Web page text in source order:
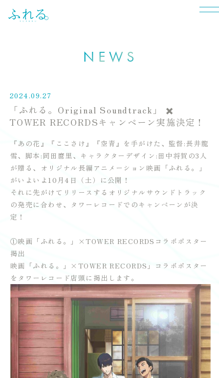
N E W S
2024.09.27
「ふれる。Original Soundtrack」 ✖️
TOWER RECORDSキャンペーン実施決定！
『あの花』『ここさけ』『空青』を手がけた、監督:長井龍
雪、脚本:岡田麿里、キャラクターデザイン:田中将賀の3人
が贈る、オリジナル長編アニメーション映画「ふれる。」
がいよいよ10月4日（土）に公開！
それに先がけてリリースするオリジナルサウンドトラック
の発売に合わせ、タワーレコードでのキャンペーンが決
定！
①映画「ふれる。」×TOWER RECORDSコラボポスター
掲出
映画「ふれる。」×TOWER RECORDS」コラボポスター
をタワーレコード店頭に掲出します。